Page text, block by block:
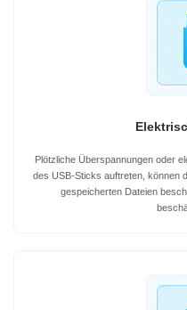
Plötzliche Überspannungen oder
des USB-Sticks auftreten, können
gespeicherten Dateien